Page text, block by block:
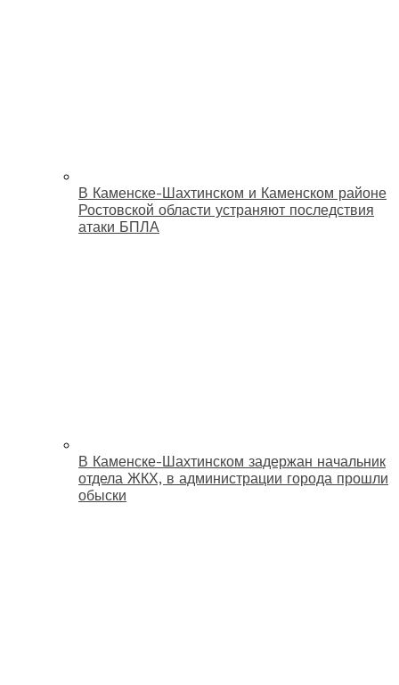
В Каменске-Шахтинском и Каменском районе
Ростовской области устраняют последствия
атаки БПЛА
В Каменске-Шахтинском задержан начальник
отдела ЖКХ, в администрации города прошли
обыски